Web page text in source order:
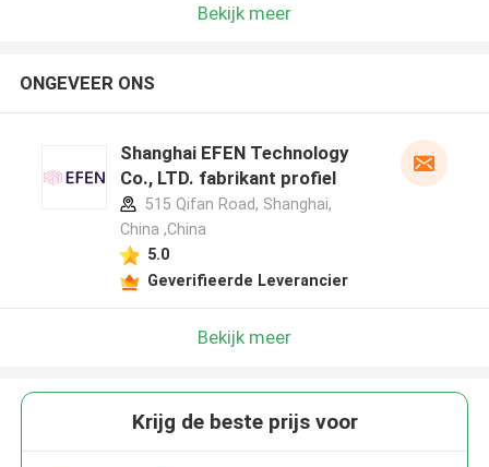
Bekijk meer
ONGEVEER ONS
Shanghai EFEN Technology
Co., LTD. fabrikant profiel
515 Qifan Road, Shanghai,
China ,China
5.0
Geverifieerde Leverancier
Bekijk meer
Krijg de beste prijs voor